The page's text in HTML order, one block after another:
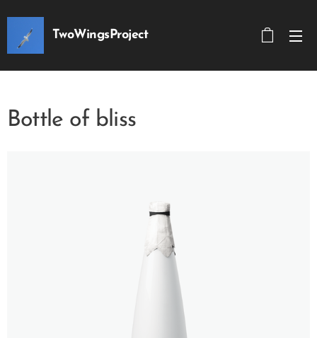
TwoWingsProject
Bottle of bliss